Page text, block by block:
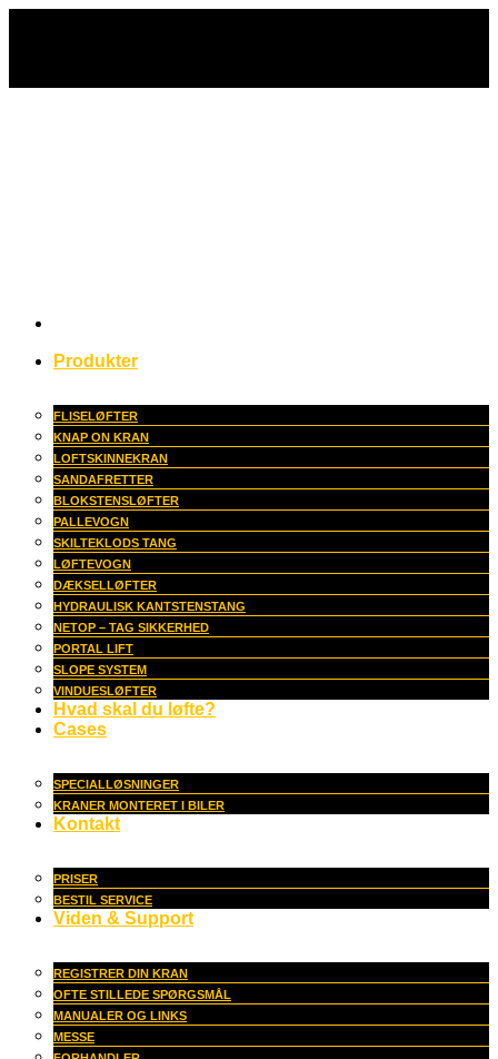
Produkter
FLISELØFTER
KNAP ON KRAN
LOFTSKINNEKRAN
SANDAFRETTER
BLOKSTENSLØFTER
PALLEVOGN
SKILTEKLODS TANG
LØFTEVOGN
DÆKSELLØFTER
HYDRAULISK KANTSTENSTANG
NETOP – TAG SIKKERHED
PORTAL LIFT
SLOPE SYSTEM
VINDUESLØFTER
Hvad skal du løfte?
Cases
SPECIALLØSNINGER
KRANER MONTERET I BILER
Kontakt
PRISER
BESTIL SERVICE
Viden & Support
REGISTRER DIN KRAN
OFTE STILLEDE SPØRGSMÅL
MANUALER OG LINKS
MESSE